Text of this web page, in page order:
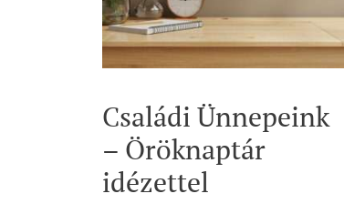
Családi Ünnepeink
– Öröknaptár
idézettel